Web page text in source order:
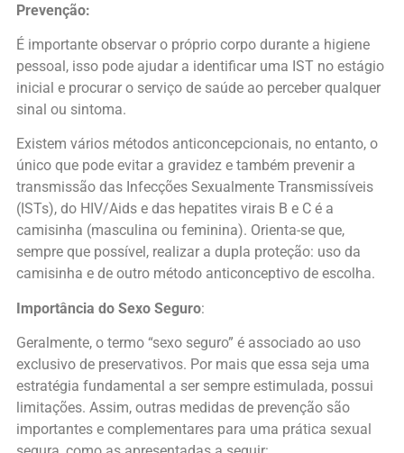
Prevenção:
É importante observar o próprio corpo durante a higiene
pessoal, isso pode ajudar a identificar uma IST no estágio
inicial e procurar o serviço de saúde ao perceber qualquer
sinal ou sintoma.
Existem vários métodos anticoncepcionais, no entanto, o
único que pode evitar a gravidez e também prevenir a
transmissão das Infecções Sexualmente Transmissíveis
(ISTs), do HIV/Aids e das hepatites virais B e C é a
camisinha (masculina ou feminina). Orienta-se que,
sempre que possível, realizar a dupla proteção: uso da
camisinha e de outro método anticonceptivo de escolha.
Importância do Sexo Seguro:
Geralmente, o termo “sexo seguro” é associado ao uso
exclusivo de preservativos. Por mais que essa seja uma
estratégia fundamental a ser sempre estimulada, possui
limitações. Assim, outras medidas de prevenção são
importantes e complementares para uma prática sexual